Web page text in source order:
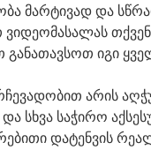
მარტივად და
განათავსოთ იგი
არის
სხვა საჭირო
დატენვის